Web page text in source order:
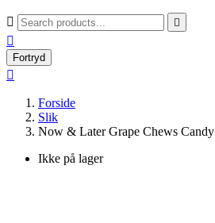
 

Fortryd

Forside
Slik
Now & Later Grape Chews Candy
Ikke på lager